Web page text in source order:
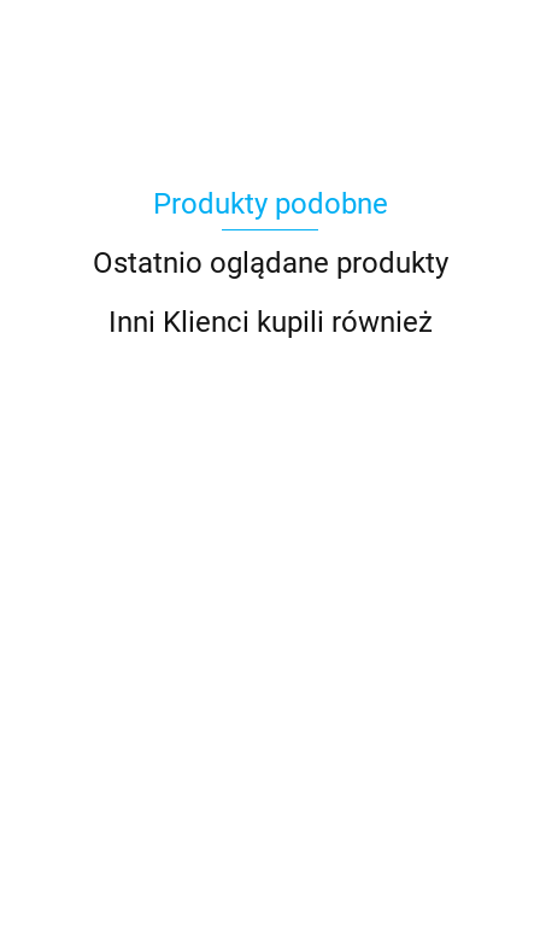
Produkty podobne
Ostatnio oglądane produkty
Inni Klienci kupili również